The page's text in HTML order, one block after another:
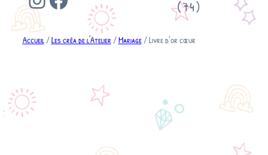
(74)
Accueil /Les créa de l'Atelier /Mariage/ Livre d’or cœur